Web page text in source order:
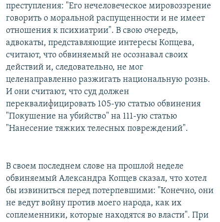
преступления: "Его нечеловеческое мировоззрение
говорить о моральной распущенности и не имеет
отношения к психиатрии". В свою очередь,
адвокаты, представляющие интересы Копцева,
считают, что обвиняемый не осознавал своих
действий и, следовательно, не мог
целенаправленно разжигать национальную рознь.
И они считают, что суд должен
переквалифицировать 105-ую статью обвинения
"Покушение на убийство" на 111-ую статью
"Нанесение тяжких телесных повреждений".
В своем последнем слове на прошлой неделе
обвиняемый Александра Копцев сказал, что хотел
бы извиниться перед потерпевшими: "Конечно, они
не ведут войну против моего народа, как их
соплеменники, которые находятся во власти". При